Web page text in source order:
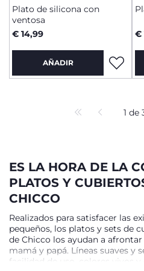
Plato de silicona con
ventosa
€ 14,99
AÑADIR
€
1 de
ES LA HORA DE LA
PLATOS Y
CHICCO
Realizados para satisfacer las
pequeños, los platos y sets de
de Chicco los ayudan a
mamá y papá. Líneas suaves y
facilidad de uso, colores vivos y